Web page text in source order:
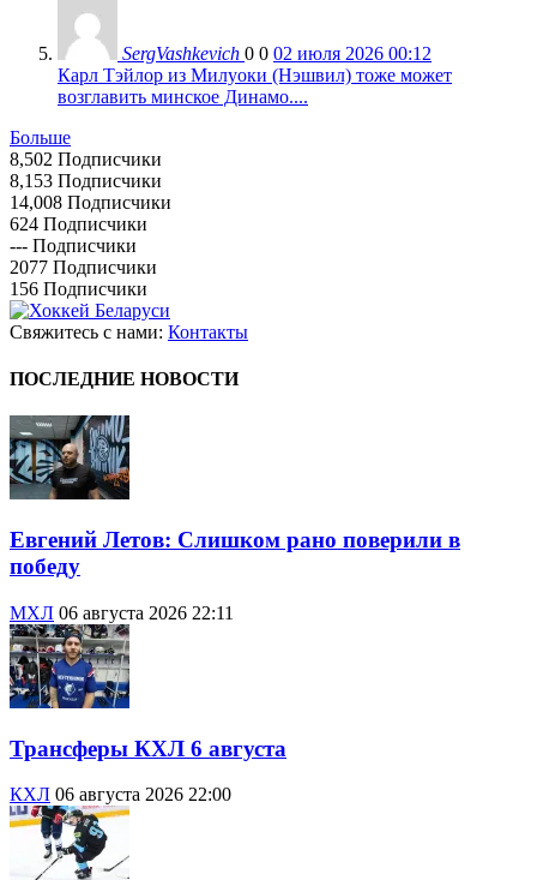
SergVashkevich 0 0 02 июля 2026 00:12
Карл Тэйлор из Милуоки (Нэшвил) тоже может
возглавить минское Динамо....
Больше
8,502 Подписчики
8,153 Подписчики
14,008 Подписчики
624 Подписчики
--- Подписчики
2077 Подписчики
156 Подписчики
Свяжитесь с нами: Контакты
ПОСЛЕДНИЕ НОВОСТИ
Евгений Летов: Слишком рано поверили в
победу
МХЛ 06 августа 2026 22:11
Трансферы КХЛ 6 августа
КХЛ 06 августа 2026 22:00